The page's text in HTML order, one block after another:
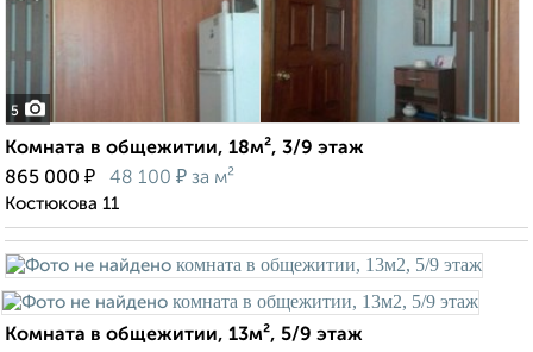
5
Комната в общежитии, 18м², 3/9 этаж
865 000 ₽ 48 100 ₽ за м²
Костюкова 11
Комната в общежитии, 13м², 5/9 этаж